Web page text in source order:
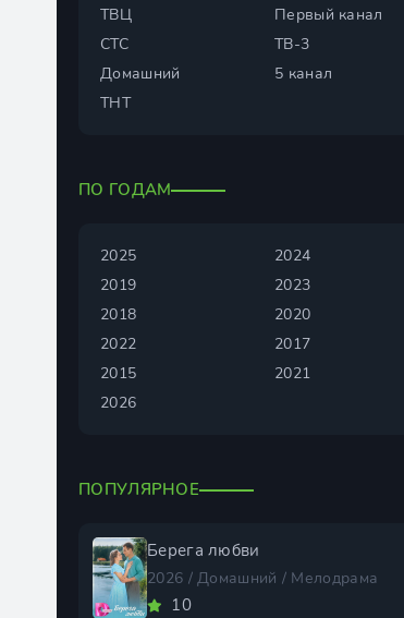
ТВЦ
Первый канал
СТС
ТВ-3
Домашний
5 канал
ТНТ
ПО ГОДАМ
2025
2024
2019
2023
2018
2020
2022
2017
2015
2021
2026
ПОПУЛЯРНОЕ
Берега любви
2026 / Домашний / Мелодрама
10